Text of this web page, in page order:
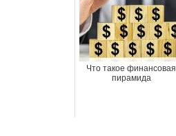
Что такое финансовая
пирамида